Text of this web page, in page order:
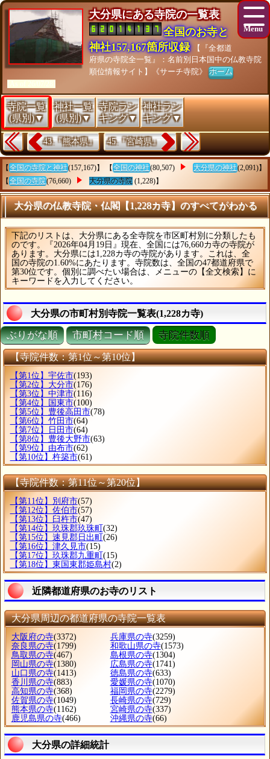
大分県にある寺院の一覧表
全国のお寺と
神社157,167箇所収録
【『全都道
府県の寺院全一覧』：名前別日本国中の仏教寺院
順位情報サイト】《サーチ寺院》ホーム
[As of 26/07/28]
寺院一覧
(県別)▼
神社一覧
(県別)▼
寺院ラン
キング▼
神社ラン
キング▼
43.『熊本県』 45.『宮崎県』
【 全国の寺院と神社(157,167)】 【 全国の神社(80,507) 大分県の神社(2,091)】
【 全国の寺院(76,660) 大分県の寺院 (1,228)】
大分県の仏教寺院・仏閣【1,228カ寺】のすべてがわかる
下記のリストは、大分県にある全寺院を市区町村別に分類したも
のです。『2026年04月19日』現在、全国には76,660カ寺の寺院が
あります。大分県には1,228カ寺の寺院があります。これは、全
国の寺院の1.60%にあたります。寺院数は、全国の47都道府県で
第30位です。個別に調べたい場合は、メニューの【全文検索】に
キーワードを入力してください。
大分県の市町村別寺院一覧表(1,228カ寺)
ぶりがな順 市町村コード順 寺院件数順
【寺院件数：第1位～第10位】
【第1位】宇佐市(193)
【第2位】大分市(176)
【第3位】中津市(116)
【第4位】国東市(100)
【第5位】豊後高田市(78)
【第6位】竹田市(64)
【第7位】日田市(64)
【第8位】豊後大野市(63)
【第9位】由布市(62)
【第10位】杵築市(61)
【寺院件数：第11位～第20位】
【第11位】別府市(57)
【第12位】佐伯市(57)
【第13位】臼杵市(47)
【第14位】玖珠郡玖珠町 (32)
【第15位】速見郡日出町 (26)
【第16位】津久見市(15)
【第17位】玖珠郡九重町 (15)
【第18位】東国東郡姫島村(2)
近隣都道府県のお寺のリスト
大分県周辺の都道府県の寺院一覧表
大阪府の寺(3372) 兵庫県の寺(3259)
奈良県の寺(1799) 和歌山県の寺(1573)
鳥取県の寺(467) 島根県の寺(1304)
岡山県の寺(1380) 広島県の寺(1741)
山口県の寺(1413) 徳島県の寺(633)
香川県の寺(883) 愛媛県の寺(1070)
高知県の寺(368) 福岡県の寺(2279)
佐賀県の寺(1049) 長崎県の寺(729)
熊本県の寺(1162) 宮崎県の寺(337)
鹿児島県の寺(466) 沖縄県の寺(66)
大分県の詳細統計